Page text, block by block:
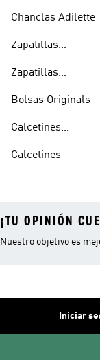
Chanclas Adilette
Zapatillas
Zapatillas
Blancas
Bolsas Originals
Calcetines
Blancos
Calcetines
¡TU OPINIÓN
Nuestro objetivo es
Iniciar